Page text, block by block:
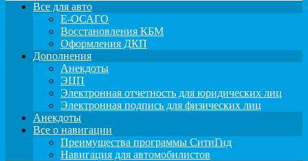
Все для авто
Е-ОСАГО
Восстановления КБМ
Оформления ДКП
Дополнения
Анекдоты
ЭЦП
Электронная отчетность для юридических лиц
Электронная подпись для физических лиц
Анекдоты
Все о навигации
Преимущества программы СитиГид
Навигация для автомобилистов